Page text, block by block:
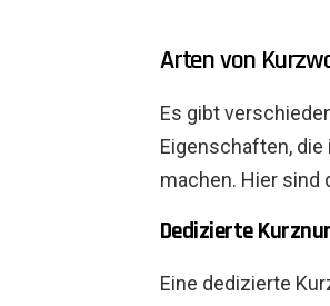
Arten von
Es gibt
Eigenschaften,
machen. Hier sind
Dedizierte
Eine dedizierte